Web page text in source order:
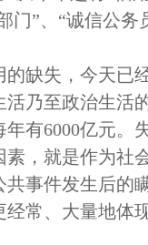
门”、“诚信公
缺失，今天已
活乃至政治生
有6000亿元。
，就是作为社
事件发生后的
常、大量地体